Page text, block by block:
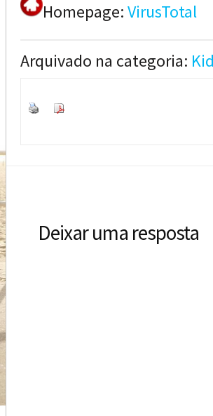
Homepage:VirusTotal
Arquivado na categoria:
Deixar uma resposta